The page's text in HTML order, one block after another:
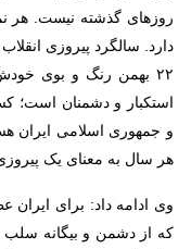
روزهای گذشته نیست. هر
دارد. سالگرد پیروزی
۲۲ بهمن رنگ و بوی
استکبار و دشمنان است؛
و جمهوری اسلامی ایران
هر سال به معنای یک
وی ادامه داد: برای ایران
که از دشمن و بیگانه سلب